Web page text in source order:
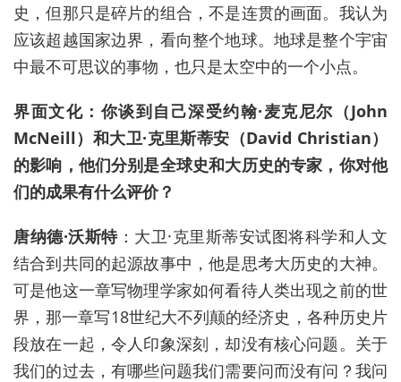
史，但那只是碎片的组合，不是连贯的画面。我认为
应该超越国家边界，看向整个地球。地球是整个宇宙
中最不可思议的事物，也只是太空中的一个小点。
界面文化：你谈到自己深受约翰·麦克尼尔（John
McNeill）和大卫·克里斯蒂安（David Christian）
的影响，他们分别是全球史和大历史的专家，你对他
们的成果有什么评价？
唐纳德·沃斯特：大卫·克里斯蒂安试图将科学和人文
结合到共同的起源故事中，他是思考大历史的大神。
可是他这一章写物理学家如何看待人类出现之前的世
界，那一章写18世纪大不列颠的经济史，各种历史片
段放在一起，令人印象深刻，却没有核心问题。关于
我们的过去，有哪些问题我们需要问而没有问？我问